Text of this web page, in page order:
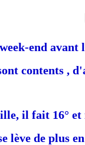
end avant
contents ,
il fait 16° et
lève de plus